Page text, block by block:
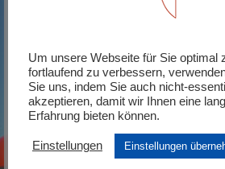
Um unsere Webseite für Sie optimal
fortlaufend zu verbessern,
Sie uns, indem Sie auch nicht-
akzeptieren, damit wir Ihnen eine
Erfahrung bieten können.
Einstellungen Einstellungen